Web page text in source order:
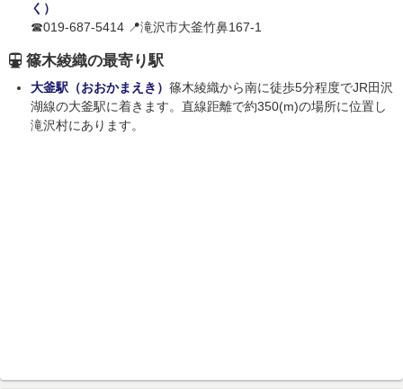
く）
☎019-687-5414 📍滝沢市大釜竹鼻167-1
篠木綾織の最寄り駅
大釜駅（おおかまえき） 篠木綾織から南に徒歩5分程度でJR田沢
湖線の大釜駅に着きます。直線距離で約350(m)の場所に位置し
滝沢村にあります。